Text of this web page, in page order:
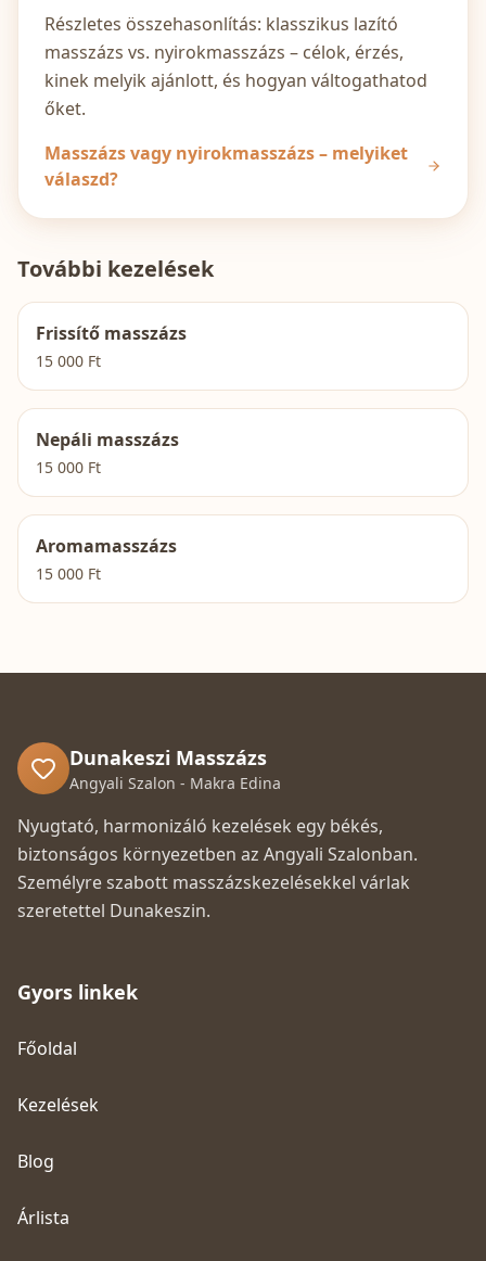
Részletes összehasonlítás: klasszikus lazító
masszázs vs. nyirokmasszázs – célok, érzés,
kinek melyik ajánlott, és hogyan váltogathatod
őket.
Masszázs vagy nyirokmasszázs – melyiket
válaszd?
További kezelések
Frissítő masszázs
15 000 Ft
Nepáli masszázs
15 000 Ft
Aromamasszázs
15 000 Ft
Dunakeszi Masszázs
Angyali Szalon - Makra Edina
Nyugtató, harmonizáló kezelések egy békés,
biztonságos környezetben az Angyali Szalonban.
Személyre szabott masszázskezelésekkel várlak
szeretettel Dunakeszin.
Gyors linkek
Főoldal
Kezelések
Blog
Árlista